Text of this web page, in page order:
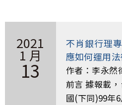
2021
1 月
13
不肖銀行理
應如何運用
作者：李永然
前言 據報載
國(下同)99年